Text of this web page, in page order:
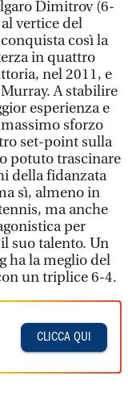
Dimitrov (6-
vertice del
così la
in quattro
nel 2011, e
A stabilire
esperienza e
sforzo
set-point sulla
potuto trascinare
della fidanzata
sì, almeno in
ma anche
per
suo talento. Un
ha la meglio del
un triplice 6-4.
CLICCA QUI